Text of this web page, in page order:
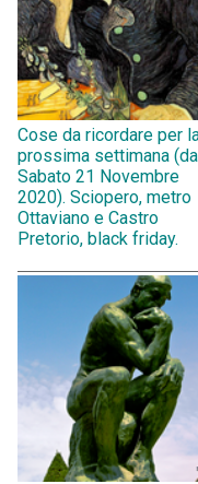
Cose da ricordare per
prossima settimana (da
Sabato 21 Novembre
2020). Sciopero, metro
Ottaviano e Castro
Pretorio, black friday.